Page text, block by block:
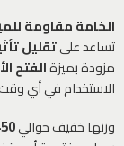
الخامة مقاومة
تساعد علىتقليل
مزودة بميزةالفتح
الاستخدام في أي
وزنها خفيف حوالي450